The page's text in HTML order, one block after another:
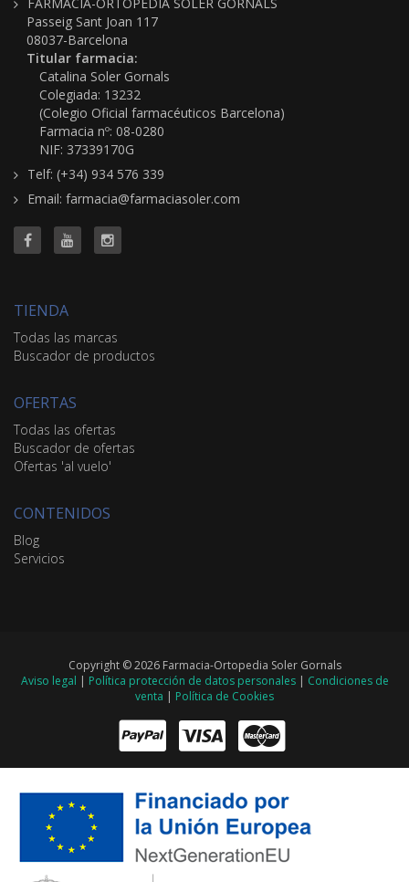
Passeig Sant Joan 117
08037-Barcelona
Titular farmacia:
Catalina Soler Gornals
Colegiada: 13232
(Colegio Oficial farmacéuticos Barcelona)
Farmacia nº: 08-0280
NIF: 37339170G
Telf: (+34) 934 576 339
Email: farmacia@farmaciasoler.com
TIENDA
Todas las marcas
Buscador de productos
OFERTAS
Todas las ofertas
Buscador de ofertas
Ofertas 'al vuelo'
CONTENIDOS
Blog
Servicios
Copyright © 2026 Farmacia-Ortopedia Soler Gornals
Aviso legal | Política protección de datos personales| Condiciones de
venta | Política de Cookies